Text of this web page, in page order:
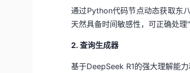
通过Python代码节点动态获取东
天然具备时间敏感性，可正确处理
2. 查询生成器
基于DeepSeek R1的强大理解能